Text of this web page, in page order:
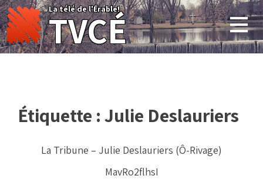
Skip
to
content
La télé de l'Érable!
TVCÉ
Étiquette :Julie Deslauriers
La Tribune – Julie Deslauriers (Ô-Rivage)
MavRo2flhsI